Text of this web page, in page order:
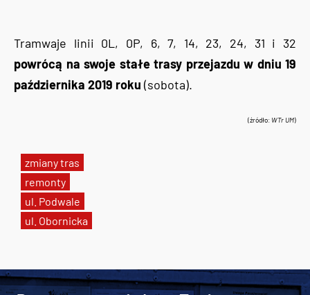
zmiany tras
remonty
ul. Podwale
ul. Obornicka
Tramwaje linii 0L, 0P, 6, 7, 14, 23, 24, 31 i 32
powrócą na swoje stałe trasy przejazdu w dniu 19
października 2019 roku (sobota).
(źródło: WTr UM)